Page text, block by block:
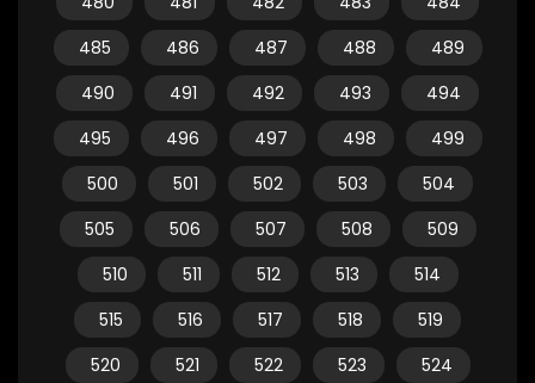
485
486 487 488
489
490
491 492 493
494
495
496 497 498
499
500
501 502 503
504
505
506 507 508
509
510
511 512 513
514
515
516 517 518
519
520
521 522 523
524